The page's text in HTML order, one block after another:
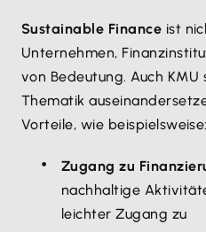
Sustainable Finance ist
Unternehmen,
von Bedeutung. Auch
Thematik
Vorteile, wie beispielsweise:
Zugang zu
nachhaltige
leichter Zugang zu